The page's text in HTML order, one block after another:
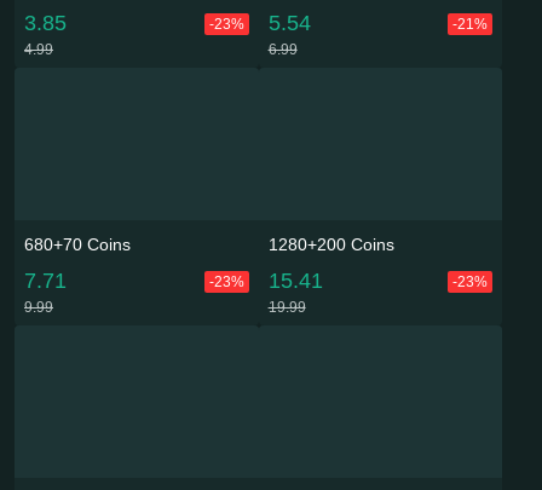
3.85
-23%
4.99
5.54
-21%
6.99
680+70 Coins
7.71
-23%
9.99
1280+200 Coins
15.41
-23%
19.99